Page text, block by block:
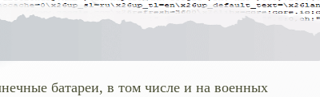
батареи, в том числе и на военных